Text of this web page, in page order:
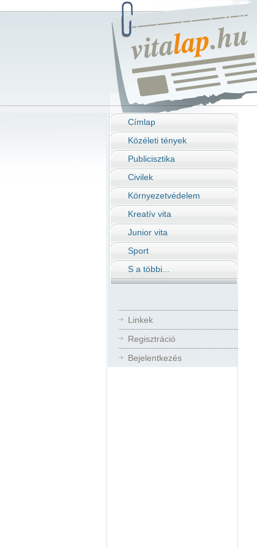
Címlap
Közéleti tények
Publicisztika
Civilek
Környezetvédelem
Kreatív vita
Junior vita
Sport
S a többi...
Linkek
Regisztráció
Bejelentkezés